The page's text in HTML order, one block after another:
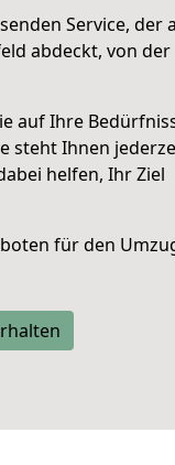
Service, der
abdeckt, von der
auf Ihre
steht Ihnen
helfen, Ihr Ziel
für den